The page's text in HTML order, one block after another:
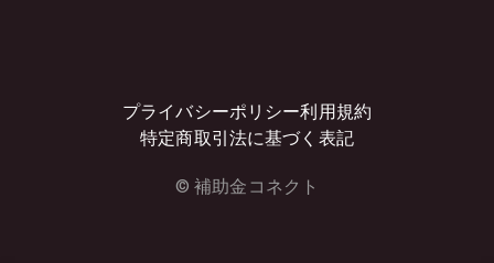
プライバシーポリシー利用規約
特定商取引法に基づく表記
© 補助金コネクト